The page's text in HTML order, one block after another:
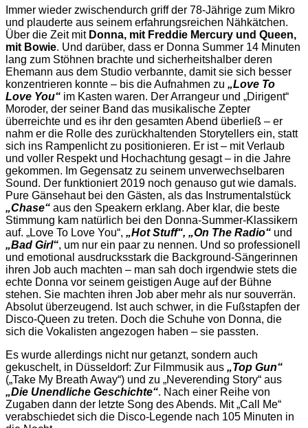
Immer wieder zwischendurch griff der 78-Jährige zum Mikro
und plauderte aus seinem erfahrungsreichen Nähkätchen.
Über die Zeit mit Donna, mit Freddie Mercury und Queen,
mit Bowie. Und darüber, dass er Donna Summer 14 Minuten
lang zum Stöhnen brachte und sicherheitshalber deren
Ehemann aus dem Studio verbannte, damit sie sich besser
konzentrieren konnte – bis die Aufnahmen zu „Love To
Love You“ im Kasten waren. Der Arrangeur und „Dirigent“
Moroder, der seiner Band das musikalische Zepter
überreichte und es ihr den gesamten Abend überließ – er
nahm er die Rolle des zurückhaltenden Storytellers ein, statt
sich ins Rampenlicht zu positionieren. Er ist – mit Verlaub
und voller Respekt und Hochachtung gesagt – in die Jahre
gekommen. Im Gegensatz zu seinem unverwechselbaren
Sound. Der funktioniert 2019 noch genauso gut wie damals.
Pure Gänsehaut bei den Gästen, als das Instrumentalstück
„Chase“ aus den Speakern erklang. Aber klar, die beste
Stimmung kam natürlich bei den Donna-Summer-Klassikern
auf. „Love To Love You“, „Hot Stuff“, „On The Radio“ und
„Bad Girl“, um nur ein paar zu nennen. Und so professionell
und emotional ausdrucksstark die Background-Sängerinnen
ihren Job auch machten – man sah doch irgendwie stets die
echte Donna vor seinem geistigen Auge auf der Bühne
stehen. Sie machten ihren Job aber mehr als nur souverrän.
Absolut überzeugend. Ist auch schwer, in die Fußstapfen der
Disco-Queen zu treten. Doch die Schuhe von Donna, die
sich die Vokalisten angezogen haben – sie passten.
Es wurde allerdings nicht nur getanzt, sondern auch
gekuschelt, in Düsseldorf: Zur Filmmusik aus „Top Gun“
(„Take My Breath Away“) und zu „Neverending Story“ aus
„Die Unendliche Geschichte“. Nach einer Reihe von
Zugaben dann der letzte Song des Abends. Mit „Call Me“
verabschiedet sich die Disco-Legende nach 105 Minuten in